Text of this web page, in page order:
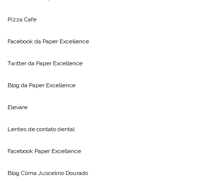
Pizza Cafe
Facebook da Paper Excellence
Twitter da Paper Excellence
Blog da Paper Excellence
Elevare
Lentes de contato dental
Facebook Paper Excellence
Blog Clima Juscelino Dourado